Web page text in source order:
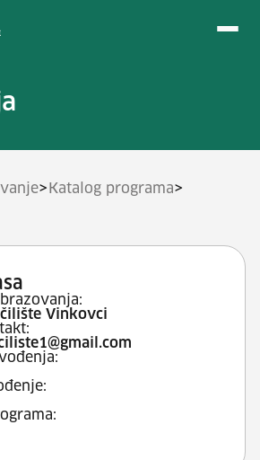
> Katalog programa>
Vinkovci